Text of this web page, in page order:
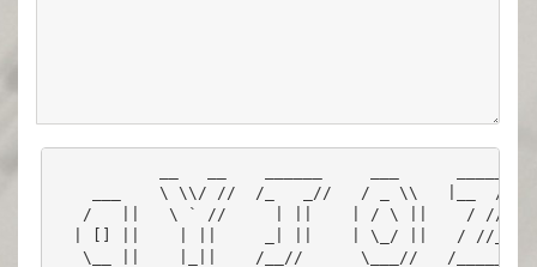
    ___    \ \\/ //  /_   _//   / _ \\   |__  //
   /   ||   \ ` //     | ||    | / \ ||    / //
  | [] ||    | ||     _| ||    | \_/ ||   / //__
   \__ ||    |_||    /__//      \___//   /_____||